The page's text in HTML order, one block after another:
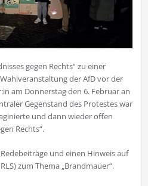
gegen Rechts“ zu einer
der AfD vor der
am Donnerstag den 6. Februar an
Gegenstand des Protestes war
und dann wieder offen
Rechts“.
und einen Hinweis auf
zum Thema „Brandmauer“.